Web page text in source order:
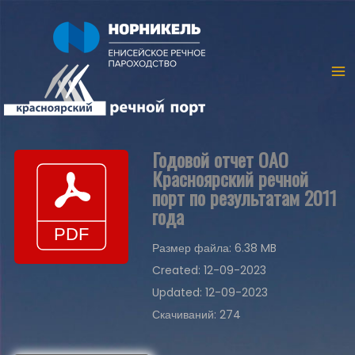
Годовой отчет ОАО
Красноярский речной
порт по результатам 2011
года
Размер файла: 6.38 MB
Created: 12-09-2023
Updated: 12-09-2023
Скачиваний: 274